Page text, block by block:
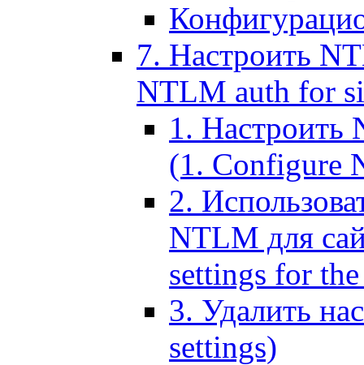
7. Настроить
NTLM auth for
1. Настроить
(1. Configure
2.
NTLM для
settings for
3. Удалить
settings)